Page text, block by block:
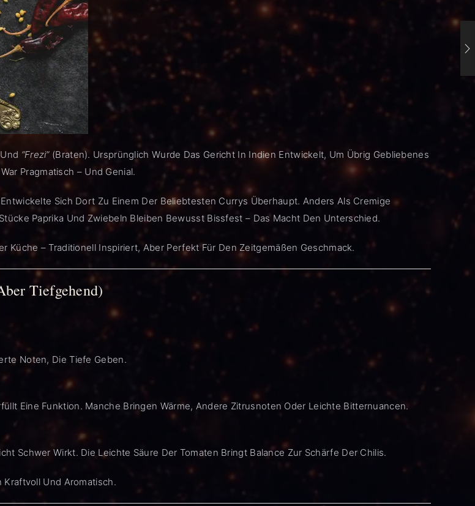
“Frezi”(braten). Ursprünglich Wurde Das Gericht In Indien Entwickelt, Um Übrig Gebliebenes
Pragmatisch – Und Genial.
Sich Dort Zu Einem Der Beliebtesten Currys Überhaupt. Anders Als Cremige
Paprika Und Zwiebeln Bleiben Bewusst Bissfest – Das Macht Den Unterschied.
– Traditionell Inspiriert, Aber Perfekt Für Den Zeitgemäßen Geschmack.
Tiefgehend)
Noten, Die Tiefe Geben.
Eine Funktion. Manche Bringen Wärme, Andere Zitrusnoten Oder Leichte Bitternuancen.
Schwer Wirkt. Die Leichte Säure Der Tomaten Bringt Balance Zur Schärfe Der Chilis.
Kraftvoll Und Aromatisch.